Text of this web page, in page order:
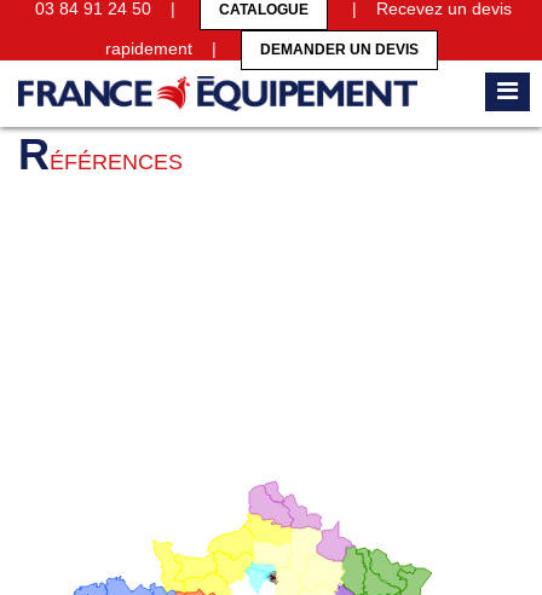
03 84 91 24 50 | CATALOGUE | Recevez un devis
rapidement | DEMANDER UN DEVIS
Accueil Références
RÉFÉRENCES